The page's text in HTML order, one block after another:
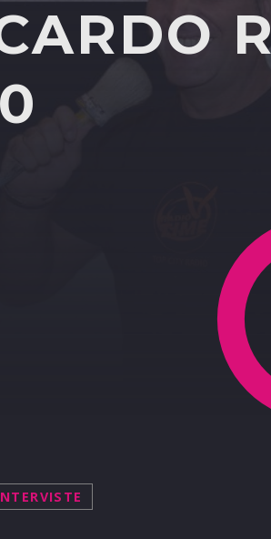
Terzo e Chiara Mascellaro 25-6-